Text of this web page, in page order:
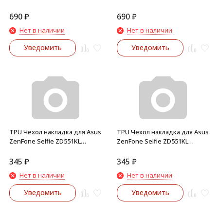
690₽
Нет в наличии
Уведомить
690₽
Нет в наличии
Уведомить
TPU Чехол накладка для Asus
ZenFone Selfie ZD551KL
345 ₽
Нет в наличии
Уведомить
TPU Чехол накладка для Asus
ZenFone Selfie ZD551KL
345 ₽
Нет в наличии
Уведомить